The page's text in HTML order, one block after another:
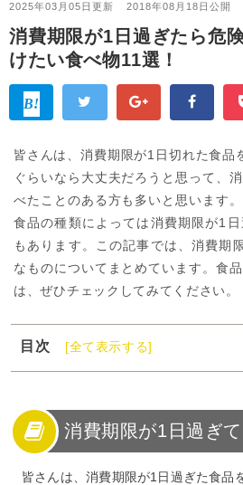
2025年03月05日更新 2018年08月18日公開
消費期限が1日過ぎたら危
けたい食べ物11選！
皆さんは、消費期限が1日切れた食品
ぐらいなら大丈夫だろうと思って、
べたことのある方も多いと思います
食品の種類によっては消費期限が1
もあります。この記事では、消費期
なものについてまとめています。食
は、ぜひチェックしてみてください。
目次
[全て表示する]
1
消費期限が1日過ぎてしまった！
3
消費期限が1日でも過ぎたら避
4
消費期限は1日でも過ぎると危
しよう
消費期限が1日過ぎて
皆さんは、消費期限が1日過ぎた食品